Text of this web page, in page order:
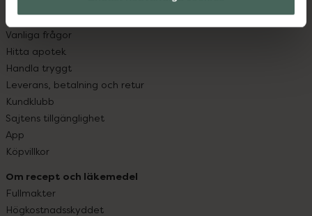
Kontakta oss
Vanliga frågor
Hitta apotek
Handla tryggt
Leverans, betalning och retur
Kundklubb
Sajtens tillgänglighet
App
Köpvillkor
Om recept och läkemedel
Fullmakter
Högkostnadsskyddet